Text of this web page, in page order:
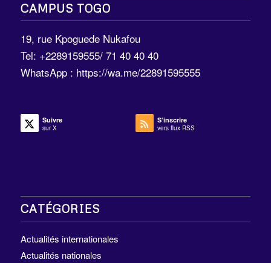
CAMPUS TOGO
19, rue Kpoguede Nukafou
Tel: +2289159555/ 71 40 40 40
WhatsApp : https://wa.me/22891595555
Suivre
sur X
S’inscrire
vers flux RSS
CATÉGORIES
Actualités internationales
Actualités nationales